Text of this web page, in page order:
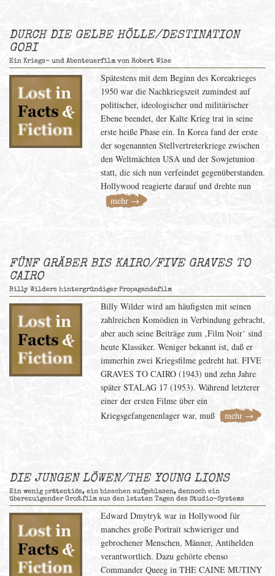
DURCH DIE GELBE HÖLLE/DESTINATION
GOBI
Ein Kriegs- und Abenteuerfilm von Robert Wise
Spätestens mit dem Beginn des Koreakrieges
1950 war die Nachkriegszeit zumindest auf
politischer, ideologischer und militärischer
Ebene beendet, der Kalte Krieg trat in seine
erste heiße Phase ein. In Korea fand der erste
der sogenannten Stellvertreterkriege zwischen
den Weltmächten USA und der Sowjetunion
statt, die sich nun verfeindet gegenüberstanden.
Hollywood reagierte darauf und drehte nun
mehr →
FÜNF GRÄBER BIS KAIRO/FIVE GRAVES TO
CAIRO
Billy Wilders hintergründiger Propagandafilm
Billy Wilder wird am häufigsten mit seinen
zahlreichen Komödien in Verbindung gebracht,
aber auch seine Beiträge zum ‚Film Noir‘ sind
heute Klassiker. Weniger bekannt ist, daß er
immerhin zwei Kriegsfilme gedreht hat. FIVE
GRAVES TO CAIRO (1943) und zehn Jahre
später STALAG 17 (1953). Während letzterer
einer der ersten Filme über ein
Kriegsgefangenenlager war, muß
mehr →
DIE JUNGEN LÖWEN/THE YOUNG LIONS
Ein wenig prätentiös, ein bisschen aufgeblasen, dennoch ein
überezuigender Großfilm aus den letzten Tagen des Studio-Systems
Edward Dmytryk war in Hollywood für
manches große Portrait schwieriger und
gebrochener Menschen, Männer, Antihelden
verantwortlich. Dazu gehörte ebenso
Commander Queeg in THE CAINE MUTINY